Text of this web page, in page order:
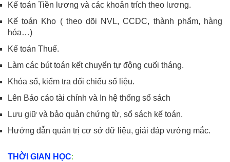
Kế toán Tiền lương và các khoản trích theo lương.
Kế toán Kho ( theo dõi NVL, CCDC, thành phẩm, hàng
hóa…)
Kế toán Thuế.
Làm các bút toán kết chuyển tự động cuối tháng.
Khóa sổ, kiểm tra đối chiếu số liệu.
Lên Báo cáo tài chính và In hệ thống sổ sách
Lưu giữ và bảo quản chứng từ, sổ sách kế toán.
Hướng dẫn quản trị cơ sở dữ liệu, giải đáp vướng mắc.
THỜI GIAN HỌC: